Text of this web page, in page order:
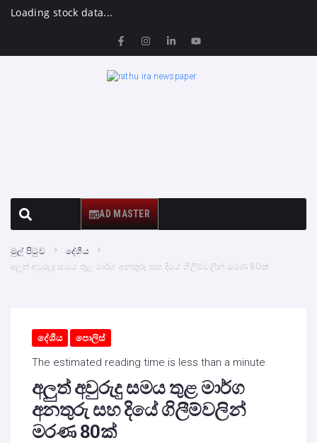
Loading stock data...
AD MASTER
මුල් පිටුව
දේශීය
අලුත් අවුරුදු සමය තුළ මාර්ග අනතුරු සහ දියේ ගිලීම්වලින් මරණ 80ක්
දේශීය පොලිස්
The estimated reading time is less than a minute
අලුත් අවුරුදු සමය තුළ මාර්ග
අනතුරු සහ දියේ ගිලීම්වලින්
මරණ 80ක්